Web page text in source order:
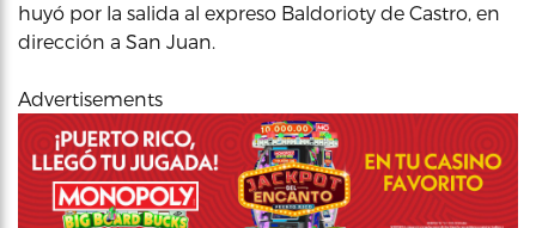
huyó por la salida al expreso Baldorioty de Castro, en
dirección a San Juan.
Advertisements